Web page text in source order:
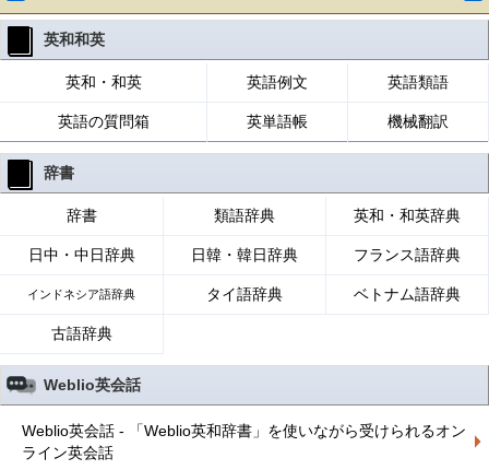
英和和英
英和・和英 英語例文 英語類語
英語の質問箱 英単語帳 機械翻訳
辞書
辞書 類語辞典 英和・和英辞典
日中・中日辞典 日韓・韓日辞典 フランス語辞典
インドネシア語辞典 タイ語辞典 ベトナム語辞典
古語辞典
Weblio英会話
Weblio英会話 - 「Weblio英和辞書」を使いながら受けられるオン
ライン英会話